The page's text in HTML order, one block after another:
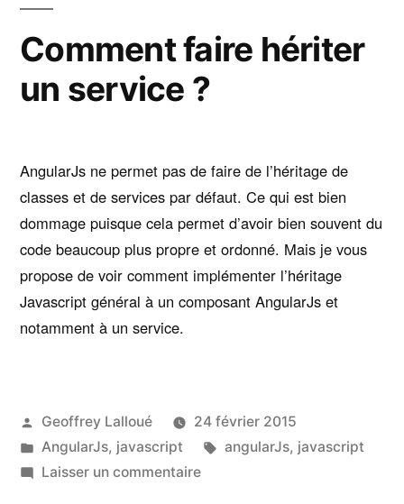
application
Cordova
Comment faire hériter
un service ?
AngularJs ne permet pas de faire de l’héritage de
classes et de services par défaut. Ce qui est bien
dommage puisque cela permet d’avoir bien souvent du
code beaucoup plus propre et ordonné. Mais je vous
propose de voir comment implémenter l’héritage
Javascript général à un composant AngularJs et
notamment à un service.
Publié
par
Geoffrey Lalloué
24 février 2015
Publié
dans
AngularJs, javascript Étiquettes :
angularJs, javascript
Laisser un commentairesur